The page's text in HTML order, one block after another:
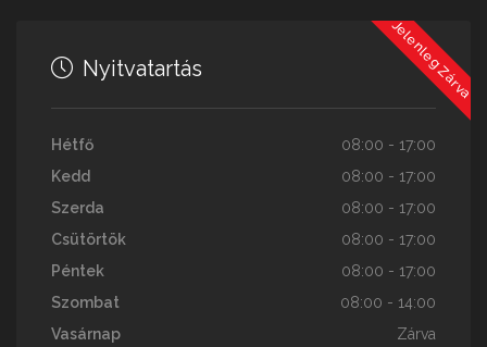
Jelenleg Zárva
Nyitvatartás
Hétfő
08:00 - 17:00
Kedd
08:00 - 17:00
Szerda
08:00 - 17:00
Csütörtök
08:00 - 17:00
Péntek
08:00 - 17:00
Szombat
08:00 - 14:00
Vasárnap
Zárva